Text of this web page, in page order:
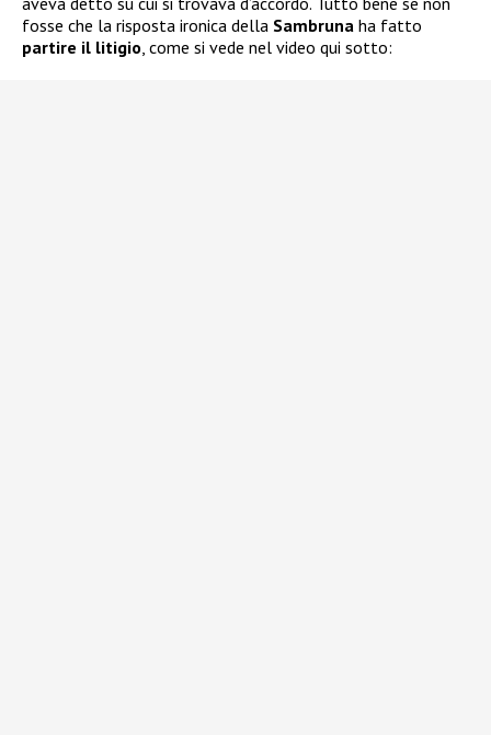
fosse che la risposta ironica della Sambruna ha fatto
partire il litigio, come si vede nel video qui sotto: